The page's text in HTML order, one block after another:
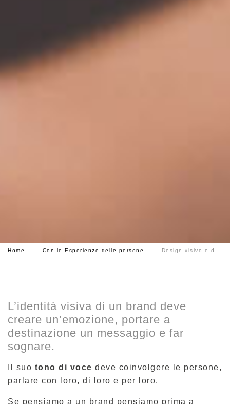
Home Con le Esperienze delle persone Design visivo e dei contenuti
L’identità visiva di un brand deve
creare un’emozione, portare a
destinazione un messaggio e far
sognare.
Il suo tono di voce deve coinvolgere le persone,
parlare con loro, di loro e per loro.
Se pensiamo a un brand pensiamo prima a